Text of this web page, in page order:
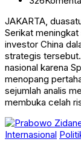
JAKARTA,
Serikat
investor China
strategis
nasional karena
menopang
sejumlah analis
membuka celah
Internasional